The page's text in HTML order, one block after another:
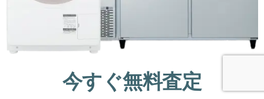
今すぐ無料査定